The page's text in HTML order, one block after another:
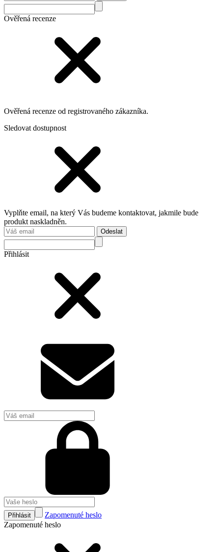
Ověřená recenze
Ověřená recenze od registrovaného zákazníka.
Sledovat dostupnost
Vyplňte email, na který Vás budeme kontaktovat, jakmile bude
produkt naskladněn.
Odeslat
Přihlásit
Přihlásit
Zapomenuté heslo
Zapomenuté heslo